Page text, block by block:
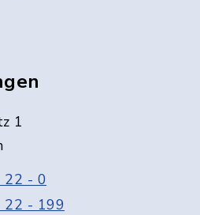
1
22 - 0
22 - 199